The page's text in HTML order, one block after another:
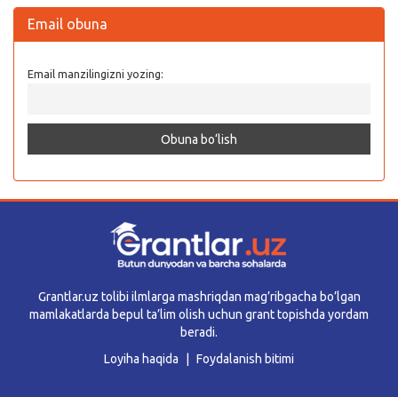
Email obuna
Email manzilingizni yozing:
Grantlar.uz tolibi ilmlarga mashriqdan mag’ribgacha bo’lgan
mamlakatlarda bepul ta’lim olish uchun grant topishda yordam
beradi.
Loyiha haqida
Foydalanish bitimi